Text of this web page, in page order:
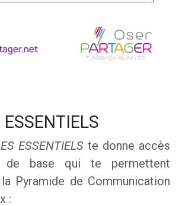
ESSENTIELS te donne accès
base qui te permettent
Pyramide de Communication
: